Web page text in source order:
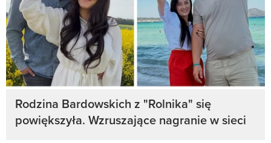
Rodzina Bardowskich z "Rolnika" się
powiększyła. Wzruszające nagranie w sieci